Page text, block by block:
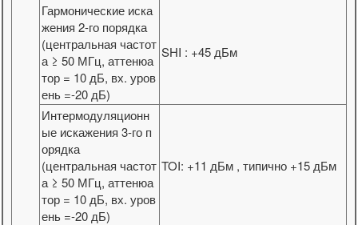
Гармонические иска
жения 2-го порядка
(центральная частот
а ≥ 50 МГц, аттенюа
тор = 10 дБ, вх. уров
ень =-20 дБ)
SHI : +45 дБм
Интермодуляционн
ые искажения 3-го п
орядка
(центральная частот
а ≥ 50 МГц, аттенюа
тор = 10 дБ, вх. уров
ень =-20 дБ)
TOI: +11 дБм , типично +15 дБм